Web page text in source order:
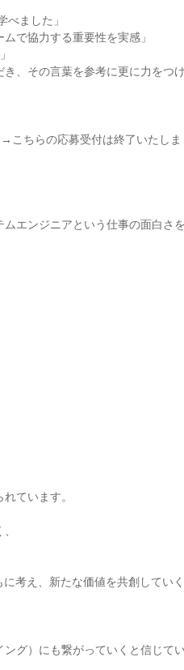
べました」
で協力する重要性を実感」
、その言葉を参考に更に力をつ
こちらの応募受付は終了いたしま
エンジニアという仕事の面白さ
ています。
考え、新たな価値を共創していく
グ）にも繋がっていくと信じてい